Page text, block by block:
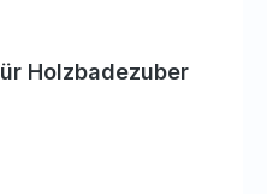
Holzbadezuber